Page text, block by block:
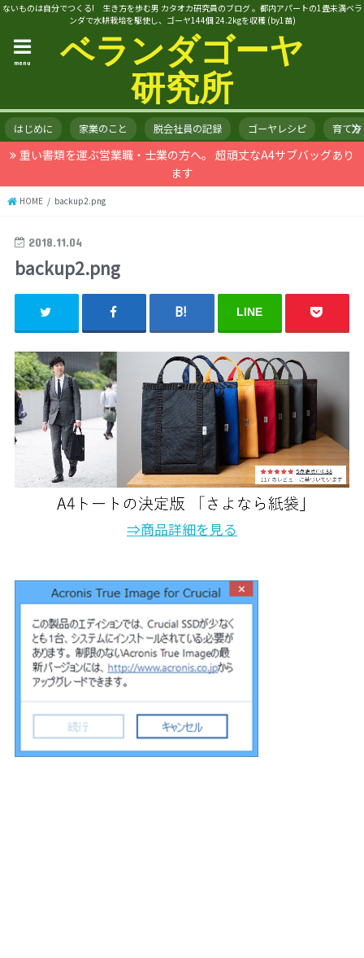
ないものは自分でつくる! 生き方を歩む男 カタオカ研究員のブログ 。都内アパートの1畳未満ベラ
ンダで水耕栽培を駆使し、ゴーヤ144個 24.2kgを収穫 (by1苗)
ベランダゴーヤ
研究所
menu
はじめに 家業のこと 脱会社員の記録 ゴーヤレシピ 育て方
重い書類を運ぶ営業職・士業の方へ。 超頑丈なA4サブバッグあり
ます
HOME backup2.png
2018.11.04
backup2.png
LINE
⇒商品詳細を見る